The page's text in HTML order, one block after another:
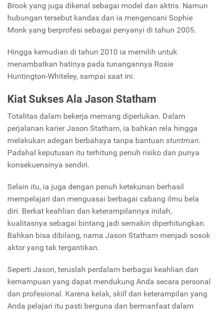
Brook yang juga dikenal sebagai model dan aktris. Namun
hubungan tersebut kandas dan ia mengencani Sophie
Monk yang berprofesi sebagai penyanyi di tahun 2005.
Hingga kemudian di tahun 2010 ia memilih untuk
menambatkan hatinya pada tunangannya Rosie
Huntington-Whiteley, sampai saat ini.
Kiat Sukses Ala Jason Statham
Totalitas dalam bekerja memang diperlukan. Dalam
perjalanan karier Jason Statham, ia bahkan rela hingga
melakukan adegan berbahaya tanpa bantuan stuntman.
Padahal keputusan itu terhitung penuh risiko dan punya
konsekuensinya sendiri.
Selain itu, ia juga dengan penuh ketekunan berhasil
mempelajari dan menguasai berbagai cabang ilmu bela
diri. Berkat keahlian dan keterampilannya inilah,
kualitasnya sebagai bintang jadi semakin diperhitungkan.
Bahkan bisa dibilang, nama Jason Statham menjadi sosok
aktor yang tak tergantikan.
Seperti Jason, teruslah perdalam berbagai keahlian dan
kemampuan yang dapat mendukung Anda secara personal
dan profesional. Karena kelak, skill dan keterampilan yang
Anda pelajari itu pasti berguna dan bermanfaat dalam